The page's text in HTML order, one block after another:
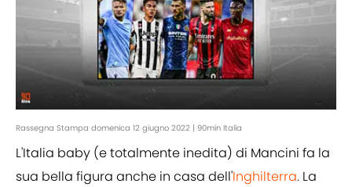
Rassegna Stampa domenica 12 giugno 2022 | 90min Italia
L'Italia baby (e totalmente inedita) di Mancini fa la
sua bella figura anche in casa dell'Inghilterra. La